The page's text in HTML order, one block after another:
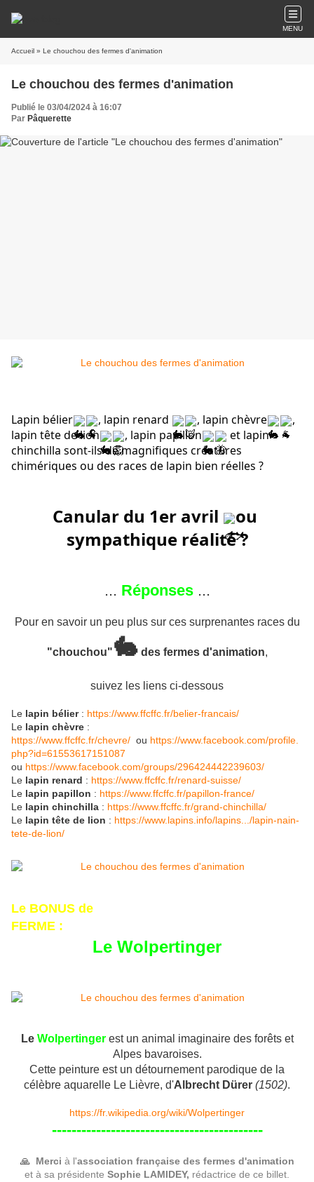
MENU
Accueil » Le chouchou des fermes d'animation
Le chouchou des fermes d'animation
Publié le 03/04/2024 à 16:07
Par Pâquerette
Lapin bélier , lapin renard , lapin chèvre
,
lapin tête de lion
, lapin papillon
et lapin
chinchilla sont-ils de magnifiques créatures
chimériques ou des races de lapin bien réelles ?
Canular du 1er avril ou
sympathique réalité ?
... Réponses ...
Pour en savoir un peu plus sur ces surprenantes races du
"chouchou"🐇des fermes d'animation,
suivez les liens ci-dessous
Le lapin bélier: https://www.ffcffc.fr/belier-francais/
Le lapin chèvre :
https://www.ffcffc.fr/chevre/ ou https://www.facebook.com/profile.
php?id=61553617151087
ou https://www.facebook.com/groups/296424442239603/
Le lapin renard : https://www.ffcffc.fr/renard-suisse/
Le lapin papillon : https://www.ffcffc.fr/papillon-france/
Le lapin chinchilla : https://www.ffcffc.fr/grand-chinchilla/
Le lapin tête de lion : https://www.lapins.info/lapins.../lapin-nain-
tete-de-lion/
Le BONUS de
FERME :
Le Wolpertinger
Le Wolpertingerest un animal imaginaire des forêts et
Alpes bavaroises.
Cette peinture est un détournement parodique de la
célèbre aquarelle Le Lièvre, d'Albrecht Dürer (1502).
https://fr.wikipedia.org/wiki/Wolpertinger
-------------------------------------------
🙏 Merci à l'association française des fermes d'animation
et à sa présidente Sophie LAMIDEY, rédactrice de ce billet.